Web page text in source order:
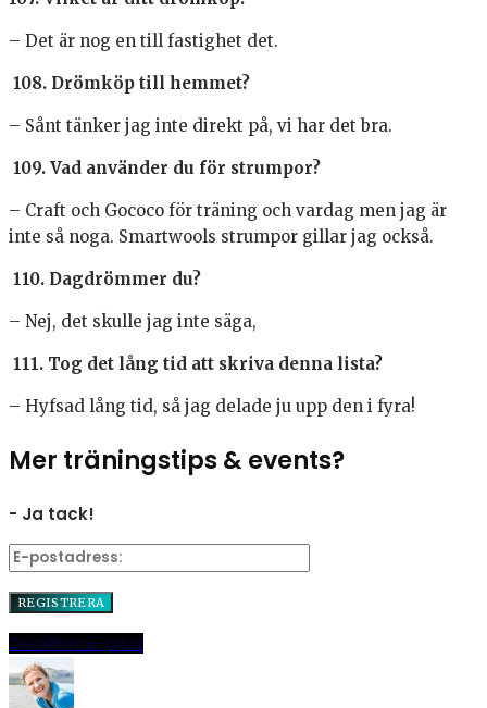
– Det är nog en till fastighet det.
108. Drömköp till hemmet?
– Sånt tänker jag inte direkt på, vi har det bra.
109. Vad använder du för strumpor?
– Craft och Gococo för träning och vardag men jag är
inte så noga. Smartwools strumpor gillar jag också.
110. Dagdrömmer du?
– Nej, det skulle jag inte säga,
111. Tog det lång tid att skriva denna lista?
– Hyfsad lång tid, så jag delade ju upp den i fyra!
Mer träningstips & events?
- Ja tack!
DelaPinnaE-post